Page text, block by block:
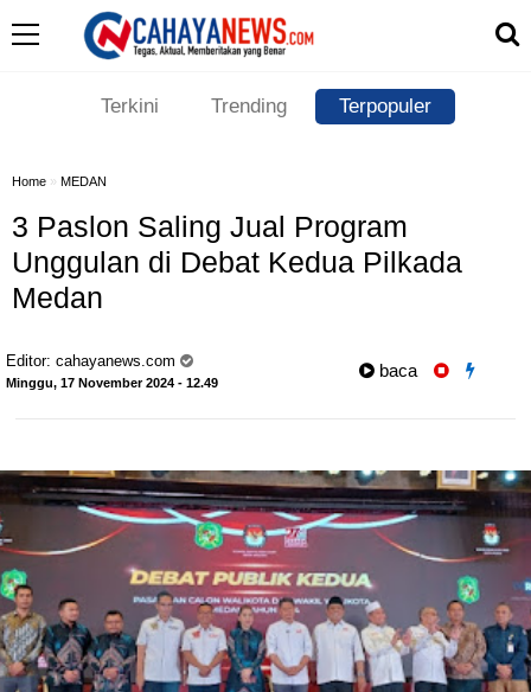
Terkini Trending Terpopuler
Home » MEDAN
3 Paslon Saling Jual Program
Unggulan di Debat Kedua Pilkada
Medan
Editor: cahayanews.com
Minggu, 17 November 2024 - 12.49
baca